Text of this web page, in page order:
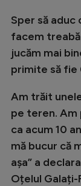
Sper să aduc
facem
jucăm mai
primite să fie
Am trăit
pe teren.
ca acum 10
mă bucur că
așa” a
Oțelul Galați-